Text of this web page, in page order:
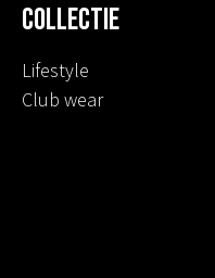
Collectie
Lifestyle
Club wear